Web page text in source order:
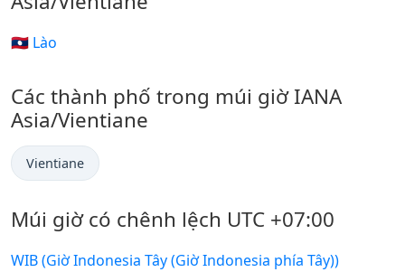
🇱🇦 Lào
Các thành phố trong múi giờ IANA
Asia/Vientiane
Vientiane
Múi giờ có chênh lệch UTC +07:00
WIB (Giờ Indonesia Tây (Giờ Indonesia phía Tây))